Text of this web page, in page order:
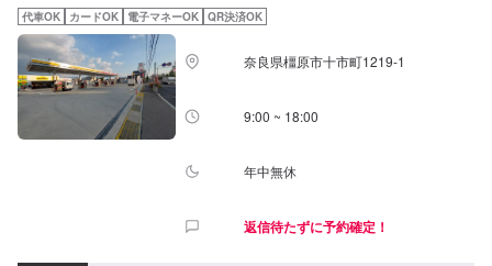
代車OK カードOK 電子マネーOK QR決済OK
奈良県橿原市十市町1219-1
9:00 ~ 18:00
年中無休
返信待たずに予約確定！